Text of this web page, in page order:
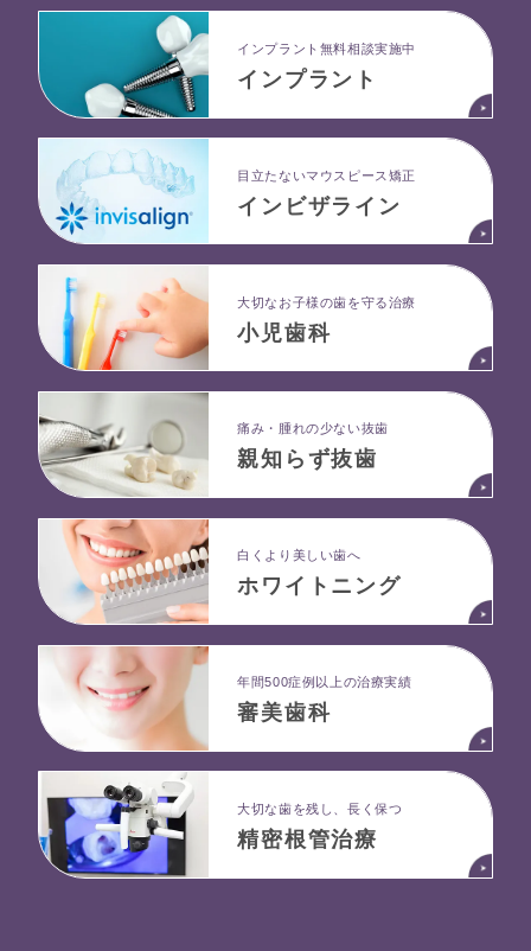
インプラント無料相談実施中
インプラント
目立たないマウスピース矯正
インビザライン
大切なお子様の歯を守る治療
小児歯科
痛み・腫れの少ない抜歯
親知らず抜歯
白くより美しい歯へ
ホワイトニング
年間500症例以上の治療実績
審美歯科
大切な歯を残し、長く保つ
精密根管治療